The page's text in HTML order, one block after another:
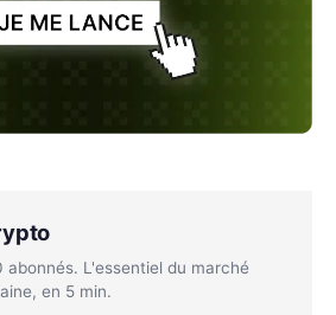
L'essentiel du marché
en 5 min.